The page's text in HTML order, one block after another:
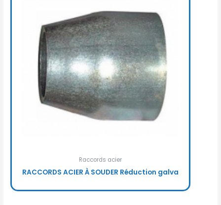
Raccords acier
RACCORDS ACIER À SOUDER Réduction galva